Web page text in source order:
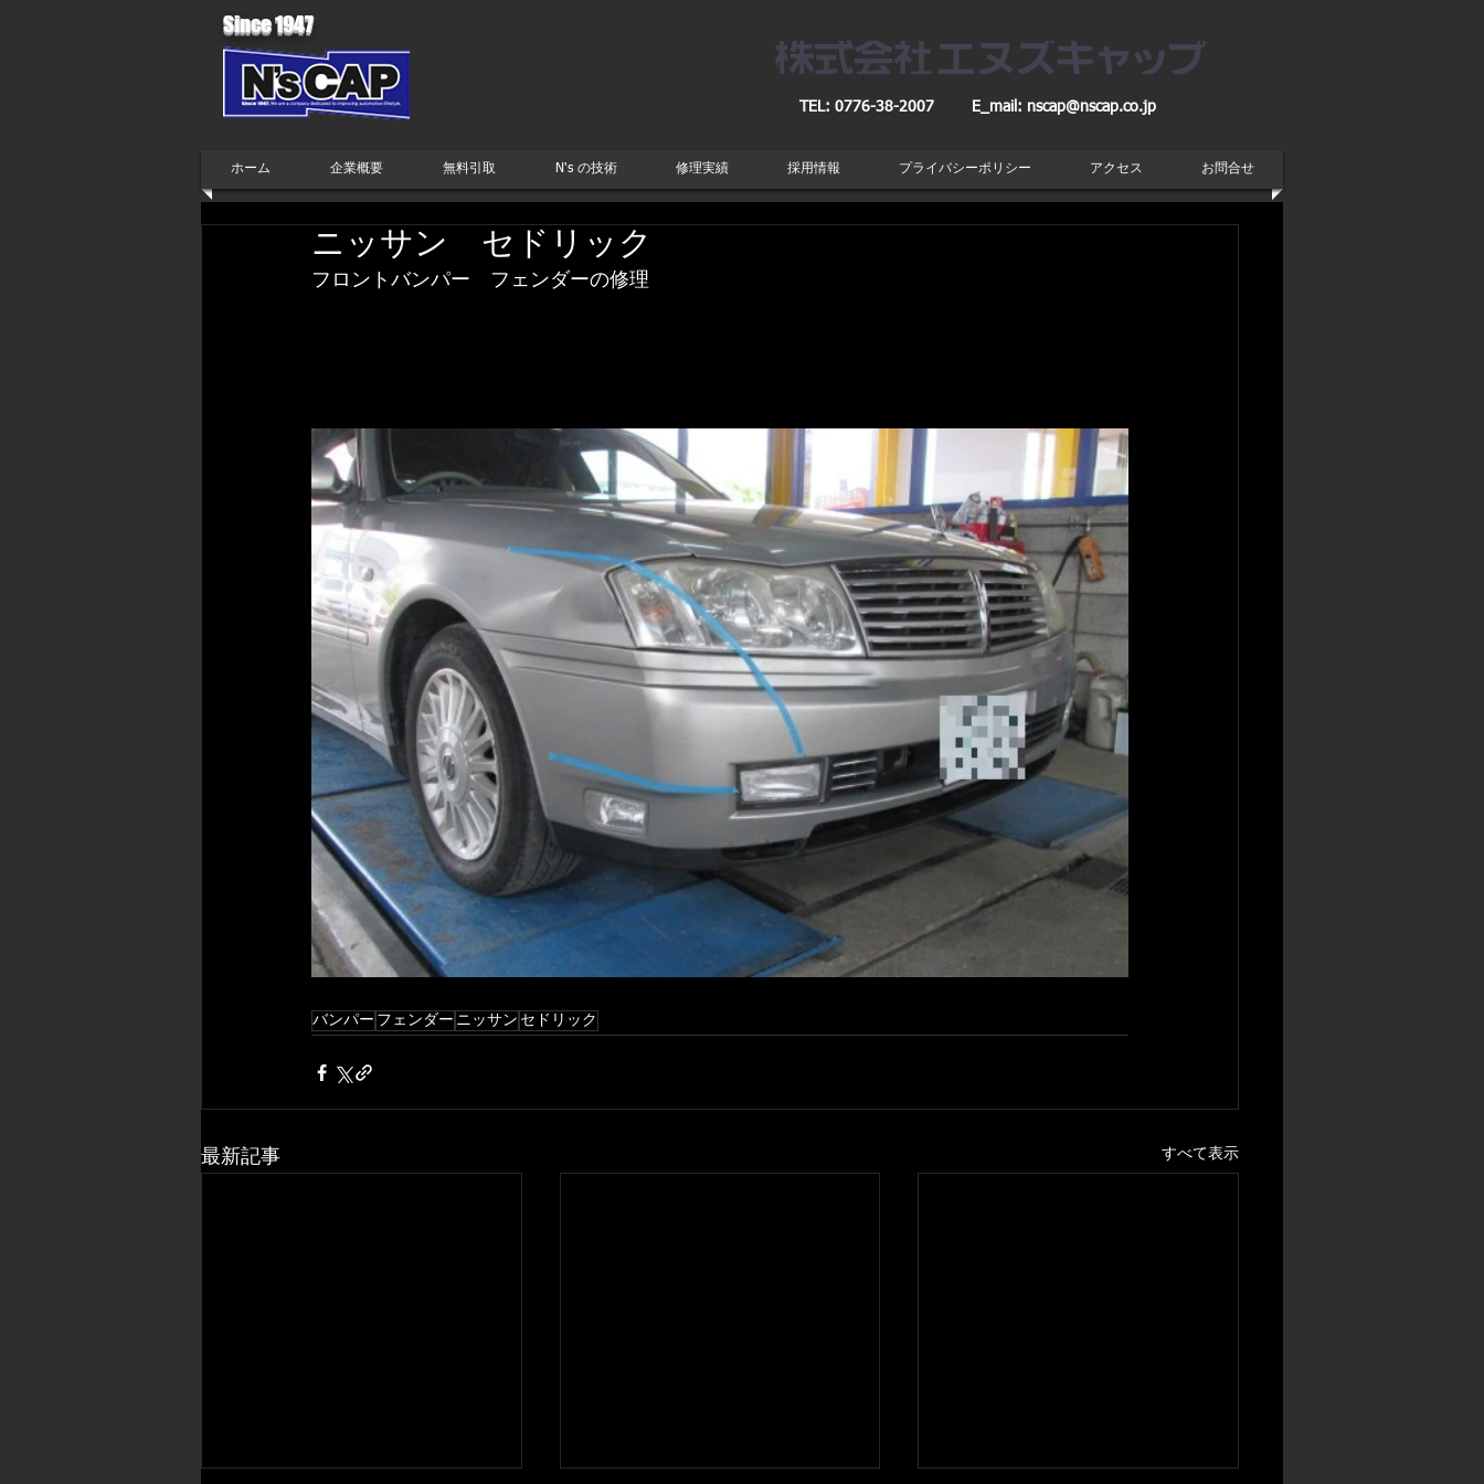
TEL: 0776-38-2007 E_mail: nscap@nscap.co.jp
Since 1947
ホーム 企業概要 無料引取 N's の技術 修理実績 採用情報 プライバシーポリシー アクセス お問合せ
ニッサン セドリック
フロントバンパー　フェンダーの修理
バンパー フェンダー ニッサン セドリック
最新記事 すべて表示